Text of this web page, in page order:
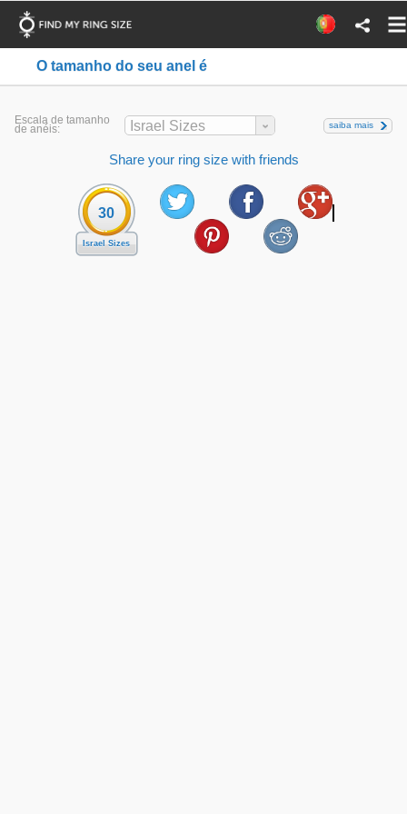
O tamanho do seu anel é
Escala de tamanho
de anéis: Israel Sizes saiba mais
Share your ring size with friends
30
Israel Sizes